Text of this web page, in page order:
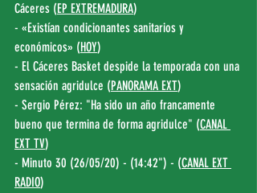
Cáceres (EP EXTREMADURA)
- «Existían condicionantes sanitarios y
económicos» (HOY)
- El Cáceres Basket despide la temporada con una
sensación agridulce (PANORAMA EXT)
- Sergio Pérez: "Ha sido un año francamente
bueno que termina de forma agridulce" (CANAL
EXT TV)
- Minuto 30 (26/05/20) - (14:42") - (CANAL EXT
RADIO)